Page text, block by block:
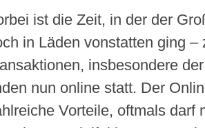
ist die Zeit, in der der
in Läden vonstatten ging –
insbesondere
nun online statt. Der
Vorteile, oftmals darf